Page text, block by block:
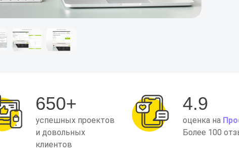
650+
успешных проектов
и довольных
клиентов
4.9
оценка на
Более 100